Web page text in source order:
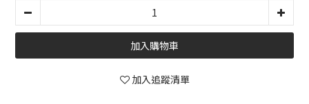
加入購物車
加入追蹤清單